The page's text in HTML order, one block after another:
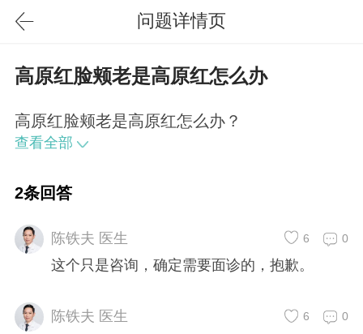
问题详情页
高原红脸颊老是高原红怎么办
高原红脸颊老是高原红怎么办？
查看全部
2条回答
陈铁夫 医生 0
6
这个只是咨询，确定需要面诊的，抱歉。
陈铁夫 医生 0
6